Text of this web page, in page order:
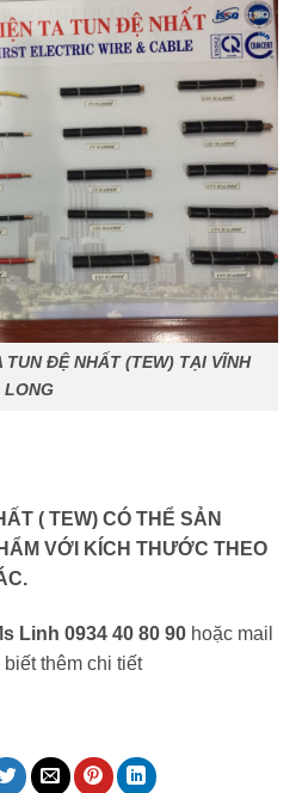
TUN ĐỆ NHẤT (TEW) TẠI VĨNH
LONG
( TEW) CÓ THỂ SẢN
VỚI KÍCH THƯỚC THEO
Linh 0934 40 80 90 hoặc mail
biết thêm chi tiết